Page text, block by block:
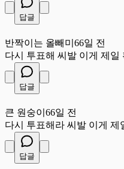
답글
반짝이는 올빼미 66일 전
다시 투표해 씨발 이게 제일
답글
큰 원숭이 66일 전
다시 투표해라 씨발 이게 제
답글